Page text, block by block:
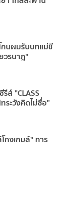
นผมรับบทแม่ชี
วรนาฎ"
ส์ "CLASS
ระวังคิดไม่ซื่อ"
กงเกมส์" การ